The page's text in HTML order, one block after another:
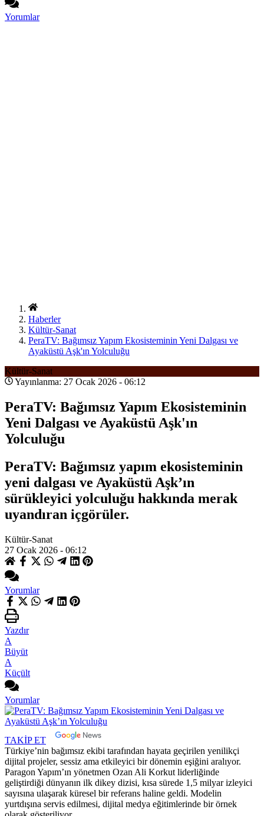
Yorumlar
Haberler
Kültür-Sanat
PeraTV: Bağımsız Yapım Ekosisteminin Yeni Dalgası ve
Ayaküstü Aşk'ın Yolculuğu
Kültür-Sanat
Yayınlanma: 27 Ocak 2026 - 06:12
PeraTV: Bağımsız Yapım Ekosisteminin
Yeni Dalgası ve Ayaküstü Aşk'ın
Yolculuğu
PeraTV: Bağımsız yapım ekosisteminin
yeni dalgası ve Ayaküstü Aşk’ın
sürükleyici yolculuğu hakkında merak
uyandıran içgörüler.
Kültür-Sanat
27 Ocak 2026 - 06:12
Yorumlar
Yazdır
A
Büyüt
A
Küçült
Yorumlar
TAKİP ET
Türkiye’nin bağımsız ekibi tarafından hayata geçirilen yenilikçi
dijital projeler, sessiz ama etkileyici bir dönemin eşiğini aralıyor.
Paragon Yapım’ın yönetmen Ozan Ali Korkut liderliğinde
geliştirdiği dünyanın ilk dikey dizisi, kısa sürede 1,5 milyar izleyici
sayısına ulaşarak küresel bir referans haline geldi. Modelin
yurtdışına servis edilmesi, dijital medya eğitimlerinde bir örnek